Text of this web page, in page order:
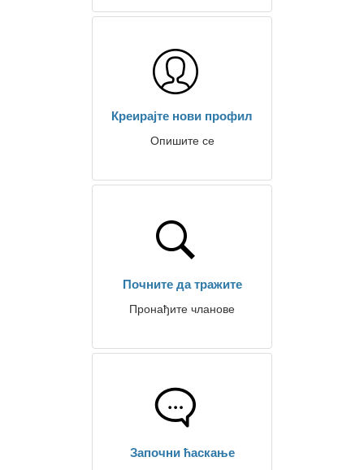
Креирајте нови профил
Опишите се
Почните да тражите
Пронађите чланове
Започни ћаскање